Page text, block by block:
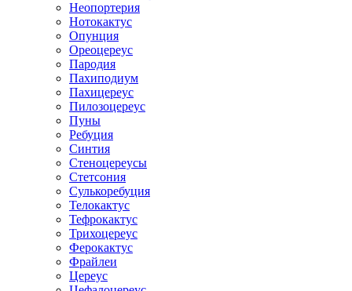
Неопортерия
Нотокактус
Опунция
Ореоцереус
Пародия
Пахиподиум
Пахицереус
Пилозоцереус
Пуны
Ребуция
Синтия
Стеноцереусы
Стетсония
Сулькоребуция
Телокактус
Тефрокактус
Трихоцереус
Ферокактус
Фрайлеи
Цереус